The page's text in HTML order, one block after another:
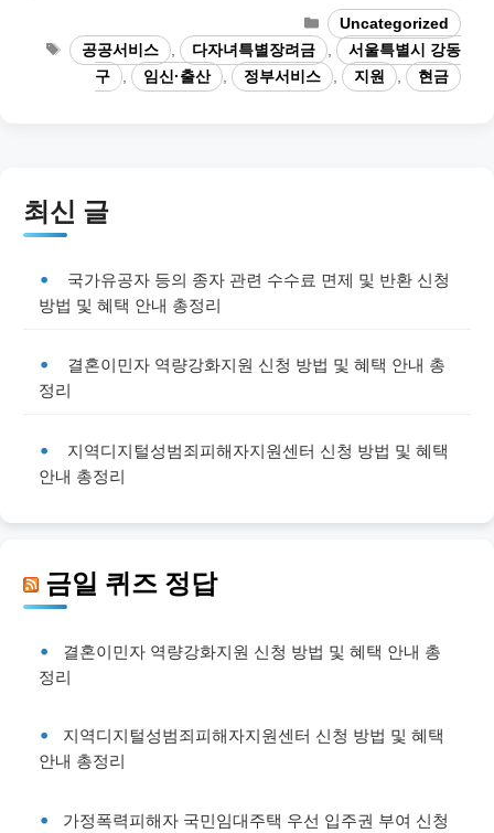
Categories
Uncategorized
Tags공공서비스 다자녀특별장려금
서울특별시 강동
구
임신·출산 정부서비스 지원 현금
최신 글
국가유공자 등의 종자 관련 수수료 면제 및 반환 신청
방법 및 혜택 안내 총정리
결혼이민자 역량강화지원 신청 방법 및 혜택 안내 총
정리
지역디지털성범죄피해자지원센터 신청 방법 및 혜택
안내 총정리
금일 퀴즈 정답
결혼이민자 역량강화지원 신청 방법 및 혜택 안내 총
정리
지역디지털성범죄피해자지원센터 신청 방법 및 혜택
안내 총정리
가정폭력피해자 국민임대주택 우선 입주권 부여 신청